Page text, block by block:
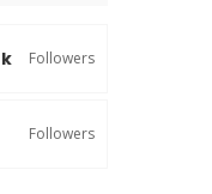
Followers
Followers